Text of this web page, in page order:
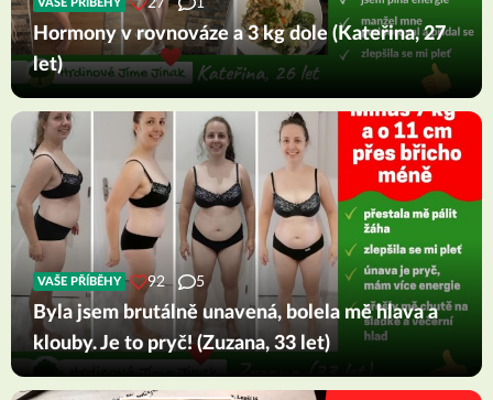
VAŠE PŘÍBĚHY
Hormony v rovnováze a 3 kg dole (Kateřina, 27
let)
VAŠE PŘÍBĚHY 92 5
Byla jsem brutálně unavená, bolela mě hlava a
klouby. Je to pryč! (Zuzana, 33 let)